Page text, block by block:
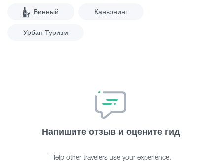
Винный Каньонинг
Урбан Туризм
Напишите отзыв и оцените гид
Help other travelers use your experience.